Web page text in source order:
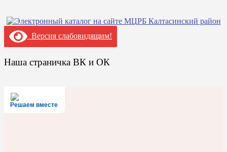
Версия слабовидящим!
Наша страничка ВК и ОК
Решаем вместе